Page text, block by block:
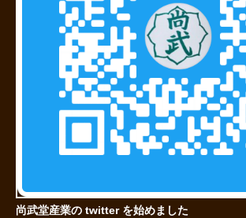
尚武堂産業の twitter を始めました